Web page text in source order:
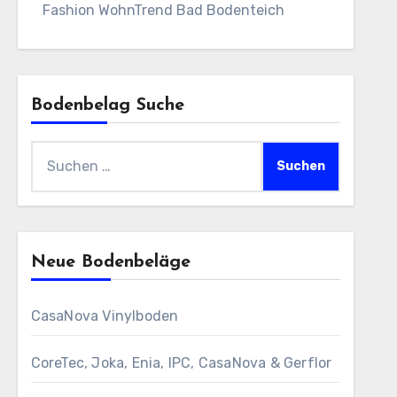
Fashion WohnTrend Bad Bodenteich
Bodenbelag Suche
nach:
Neue Bodenbeläge
CasaNova Vinylboden
CoreTec, Joka, Enia, IPC, CasaNova & Gerflor